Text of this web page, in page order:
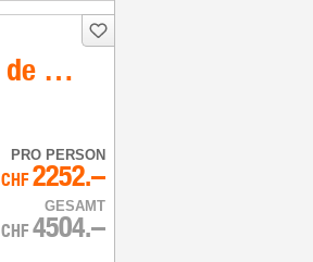
Iberostar Selection Playa de Muro Village
PRO PERSON
CHF 2252.–
GESAMT
CHF 4504.–